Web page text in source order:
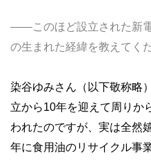
――このほど設立された新電
の生まれた経緯を教えてく
染谷ゆみさん（以下敬称略
立から10年を迎えて周りか
われたのですが、実は全然
年に食用油のリサイクル事